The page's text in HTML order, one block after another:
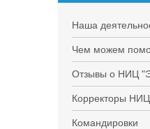
Наша
Чем можем
Отзывы о НИЦ
Корректоры
Командировки